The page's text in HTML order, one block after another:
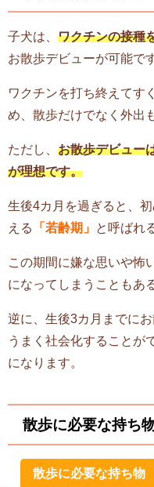
子犬は、 ワクチンの接種
お散歩デビューが可能で
ワクチンを打ち終えてす
め、散歩だけでなく外出
ただし、 お散歩デビュー
が理想です。
生後4カ月を過ぎると、
える
「若齢期」 と呼ばれ
この期間に嫌な思いや怖
になってしまうこともあ
逆に、生後3カ月までに
うまく社会化することが
になります。
散歩に必要な持ち
散歩に必要な持ち物